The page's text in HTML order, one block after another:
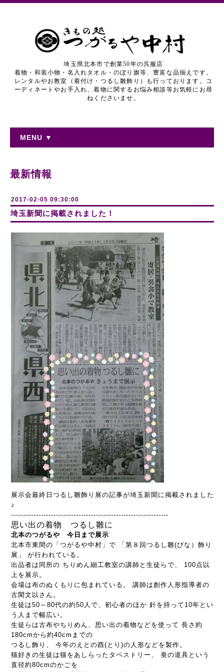
埼玉県北本市で創業50年の呉服店
着物・和装小物・名入れタオル・のぼり旗等、豊富な品揃えです。
レンタルやお教室（着付け・つるし雛飾り）も行っております。コ
ーディネートやお手入れ、着物に関するお悩み相談等お気軽にお尋
ねくださいませ。
MENU ▼
最新情報
2017-02-05 09:30:00
埼玉新聞に掲載されました！
展示会最終日つるし雛飾り展の記事が埼玉新聞に掲載されました
♪
---------------------------------------------------------------
思い出の着物 つるし雛に
北本のつがるや 今日まで展示
北本市東間の「つがるや中村」で 「第８回つるし雛(びな）飾り
展」 が行われている。
出品者は同所の ちりめん細工教室の講師と生徒 らで、 100点以
上を展示。
会場は布のぬくもりに包まれている。 講師は創作人形指導者の
古閑文以さん。
生徒は50～80代の約50人で、初心者のほか 針を持って10年とい
う人まで幅広い。
生徒らは古布やちりめん、思い出の着物などを使って 長さ約
180cmから約40cmまでの
つるし飾り、 今年のえとの酉(とり)の人形などを製作。
猫好きの生徒は猫をあしらったタペストリー、 蚕の道具という
直径約80cmのかごを